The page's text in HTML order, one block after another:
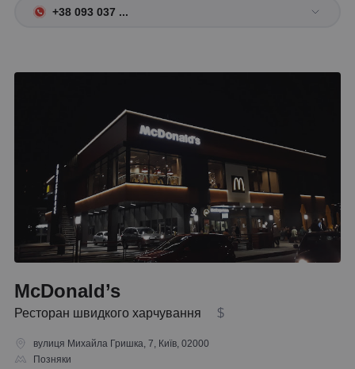
+38 093 037 ...
McDonald’s
Ресторан швидкого харчування $
вулиця Михайла Гришка, 7, Київ, 02000
Позняки